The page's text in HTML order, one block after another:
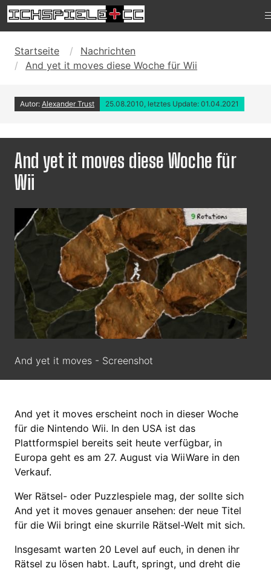
Startseite
Nachrichten
And yet it moves diese Woche für Wii
Autor: Alexander Trust 25.08.2010, letztes Update: 01.04.2021
And yet it moves diese Woche für
Wii
And yet it moves - Screenshot
And yet it moves erscheint noch in dieser Woche
für die Nintendo Wii. In den USA ist das
Plattformspiel bereits seit heute verfügbar, in
Europa geht es am 27. August via WiiWare in den
Verkauf.
Wer Rätsel- oder Puzzlespiele mag, der sollte sich
And yet it moves genauer ansehen: der neue Titel
für die Wii bringt eine skurrile Rätsel-Welt mit sich.
Insgesamt warten 20 Level auf euch, in denen ihr
Rätsel zu lösen habt. Lauft, springt, und dreht die